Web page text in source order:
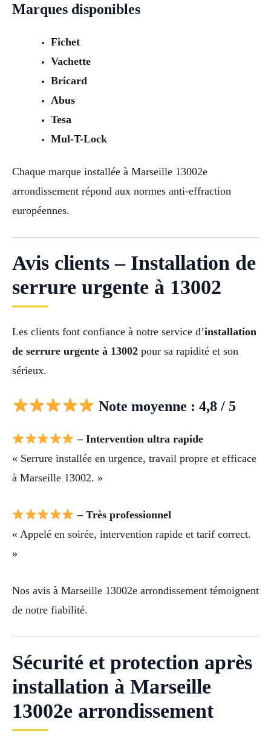
Marques disponibles
Fichet
Vachette
Bricard
Abus
Tesa
Mul-T-Lock
Chaque marque installée à Marseille 13002e
arrondissement répond aux normes anti-effraction
européennes.
Avis clients – Installation de
serrure urgente à 13002
Les clients font confiance à notre service d’installation
de serrure urgente à 13002 pour sa rapidité et son
sérieux.
Note moyenne : 4,8 / 5
– Intervention ultra rapide
« Serrure installée en urgence, travail propre et efficace
à Marseille 13002. »
– Très professionnel
« Appelé en soirée, intervention rapide et tarif correct.
»
Nos avis à Marseille 13002e arrondissement témoignent
de notre fiabilité.
Sécurité et protection après
installation à Marseille
13002e arrondissement